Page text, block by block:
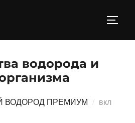
водорода и
ВОДОРОД ПРЕМИУМ вкл